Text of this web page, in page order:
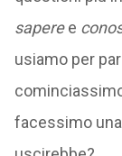
saperee
usiamo per
facessimo